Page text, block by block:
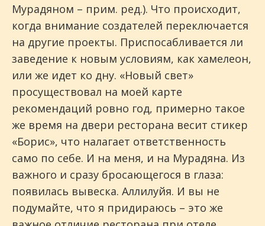
Мурадяном – прим. ред.). Что происходит,
когда внимание создателей переключается
на другие проекты. Приспосабливается ли
заведение к новым условиям, как хамелеон,
или же идет ко дну. «Новый свет»
просуществовал на моей карте
рекомендаций ровно год, примерно такое
же время на двери ресторана весит стикер
«Борис», что налагает ответственность
само по себе. И на меня, и на Мурадяна. Из
важного и сразу бросающегося в глаза:
появилась вывеска. Аллилуйя. И вы не
подумайте, что я придираюсь – это же